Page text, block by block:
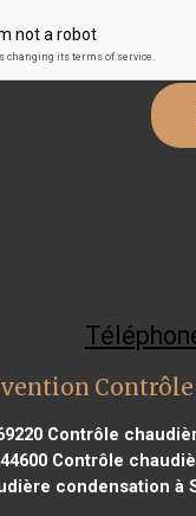
Contrôle
Contrôle
condensation à